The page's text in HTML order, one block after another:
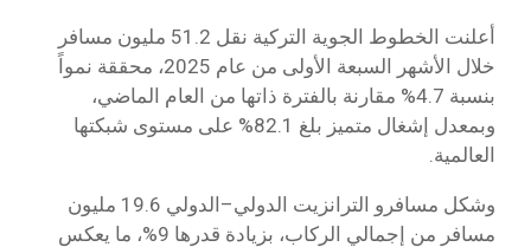
أعلنت الخطوط الجوية التركية نقل 51.2 مليون مسافر
خلال الأشهر السبعة الأولى من عام 2025، محققة نمواً
بنسبة 4.7% مقارنة بالفترة ذاتها من العام الماضي،
وبمعدل إشغال متميز بلغ 82.1% على مستوى شبكتها
العالمية.
وشكل مسافرو الترانزيت الدولي–الدولي 19.6 مليون
مسافر من إجمالي الركاب، بزيادة قدرها 9%، ما يعكس